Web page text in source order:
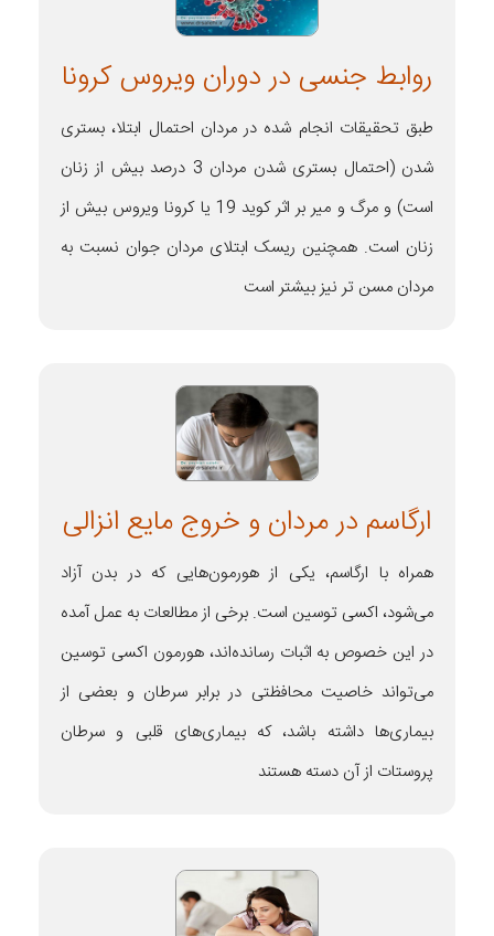
روابط جنسی در دوران ویروس کرونا
طبق تحقیقات انجام شده در مردان احتمال ابتلا، بستری
شدن (احتمال بستری شدن مردان 3 درصد بیش از زنان
است) و مرگ و میر بر اثر کوید 19 یا کرونا ویروس بیش از
زنان است. همچنین ریسک ابتلای مردان جوان نسبت به
مردان مسن تر نیز بیشتر است
ارگاسم در مردان و خروج مایع انزالی
همراه با ارگاسم، یکی از هورمون‌هایی که در بدن آزاد
می‌شود، اکسی توسین است. برخی از مطالعات به عمل آمده
در این خصوص به اثبات رسانده‌اند، هورمون اکسی توسین
می‌تواند خاصیت محافظتی در برابر سرطان و بعضی از
بیماری‌ها داشته باشد، که بیماری‌های قلبی و سرطان
پروستات از آن دسته هستند